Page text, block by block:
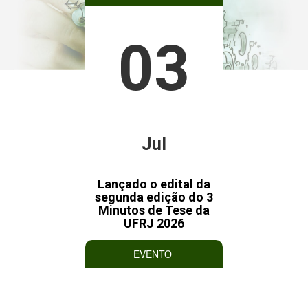
03
Jul
Lançado o edital da
segunda edição do 3
Minutos de Tese da
UFRJ 2026
EVENTO